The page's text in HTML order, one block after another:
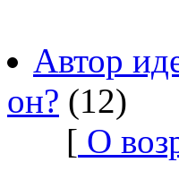
Автор
он? (12)
[ О